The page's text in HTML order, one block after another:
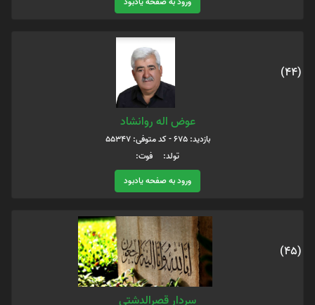
(44)
عوض اله روانشاد
بازدید: 675 - کد متوفی: 55347
تولد: فوت:
ورود به صفحه یادبود
(45)
سردار قصرالدشتی